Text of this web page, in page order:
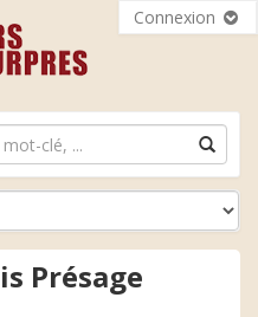
Connexion
Présage